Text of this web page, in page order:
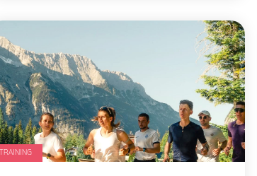
TRAINING